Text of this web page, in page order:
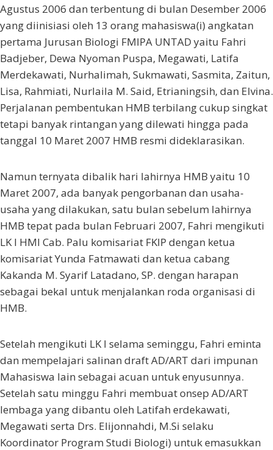
Agustus 2006 dan terbentung di bulan Desember 2006
yang diinisiasi oleh 13 orang mahasiswa(i) angkatan
pertama Jurusan Biologi FMIPA UNTAD yaitu Fahri
Badjeber, Dewa Nyoman Puspa, Megawati, Latifa
Merdekawati, Nurhalimah, Sukmawati, Sasmita, Zaitun,
Lisa, Rahmiati, Nurlaila M. Said, Etrianingsih, dan Elvina.
Perjalanan pembentukan HMB terbilang cukup singkat
tetapi banyak rintangan yang dilewati hingga pada
tanggal 10 Maret 2007 HMB resmi dideklarasikan.
Namun ternyata dibalik hari lahirnya HMB yaitu 10
Maret 2007, ada banyak pengorbanan dan usaha-
usaha yang dilakukan, satu bulan sebelum lahirnya
HMB tepat pada bulan Februari 2007, Fahri mengikuti
LK I HMI Cab. Palu komisariat FKIP dengan ketua
komisariat Yunda Fatmawati dan ketua cabang
Kakanda M. Syarif Latadano, SP. dengan harapan
sebagai bekal untuk menjalankan roda organisasi di
HMB.
Setelah mengikuti LK I selama seminggu, Fahri eminta
dan mempelajari salinan draft AD/ART dari impunan
Mahasiswa lain sebagai acuan untuk enyusunnya.
Setelah satu minggu Fahri membuat onsep AD/ART
lembaga yang dibantu oleh Latifah erdekawati,
Megawati serta Drs. Elijonnahdi, M.Si selaku
Koordinator Program Studi Biologi) untuk emasukkan